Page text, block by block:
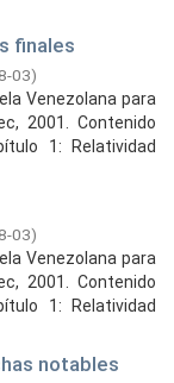
finales
03)
Venezolana para
2001. Contenido
1: Relatividad
03)
Venezolana para
2001. Contenido
1: Relatividad
notables